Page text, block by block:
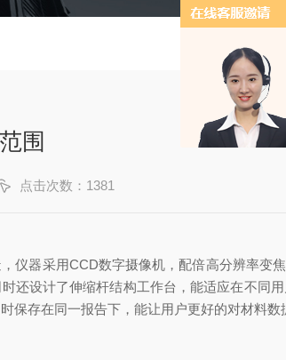
围
点击次数：1381
仪器采用CCD数字摄像机，配倍高分辨率变
还设计了伸缩杆结构工作台，能适应在不同
保存在同一报告下，能让用户更好的对材料